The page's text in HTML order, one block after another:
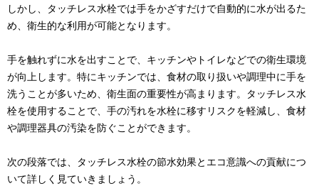
しかし、タッチレス水栓では手をかざすだけで自動的に水が出るた
め、衛生的な利用が可能となります。
手を触れずに水を出すことで、キッチンやトイレなどでの衛生環境
が向上します。特にキッチンでは、食材の取り扱いや調理中に手を
洗うことが多いため、衛生面の重要性が高まります。タッチレス水
栓を使用することで、手の汚れを水栓に移すリスクを軽減し、食材
や調理器具の汚染を防ぐことができます。
次の段落では、タッチレス水栓の節水効果とエコ意識への貢献につ
いて詳しく見ていきましょう。